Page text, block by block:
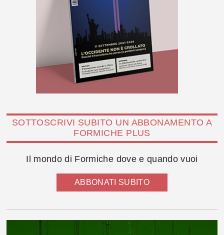
SOTTOSCRIVI SUBITO UN ABBONAMENTO A
FORMICHE PLUS
Il mondo di Formiche dove e quando vuoi
ABBONATI SUBITO